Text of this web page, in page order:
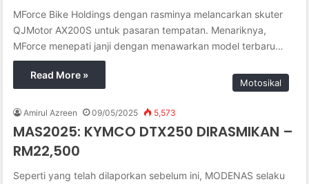
MForce Bike Holdings dengan rasminya melancarkan skuter
QJMotor AX200S untuk pasaran tempatan. Menariknya,
MForce menepati janji dengan menawarkan model terbaru…
Read More »
Motosikal
Amirul Azreen 09/05/2025 5,573
MAS2025: KYMCO DTX250 DIRASMIKAN –
RM22,500
Seperti yang telah dilaporkan sebelum ini, MODENAS selaku